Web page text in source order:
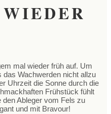
mal wieder früh auf. Um
das Wachwerden nicht allzu
Uhrzeit die Sonne durch die
Frühstück fühlt
den Ableger vom Fels zu
und mit Bravour!